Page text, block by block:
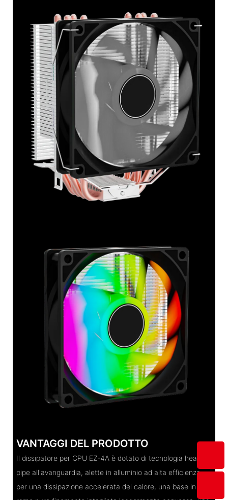
VANTAGGI DEL PRODOTTO
Il dissipatore per CPU EZ-4A è dotato di tecnologia heat
pipe all'avanguardia, alette in alluminio ad alta efficienza
per una dissipazione accelerata del calore, una base in